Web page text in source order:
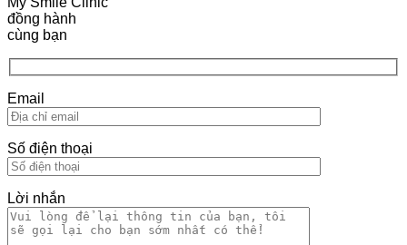
đồng hành
cùng bạn
Email
Số điện thoại
Lời nhắn